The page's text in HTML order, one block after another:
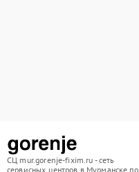
СЦ mur.gorenje-fixim.ru - сеть
сервисных центров в Мурманске по